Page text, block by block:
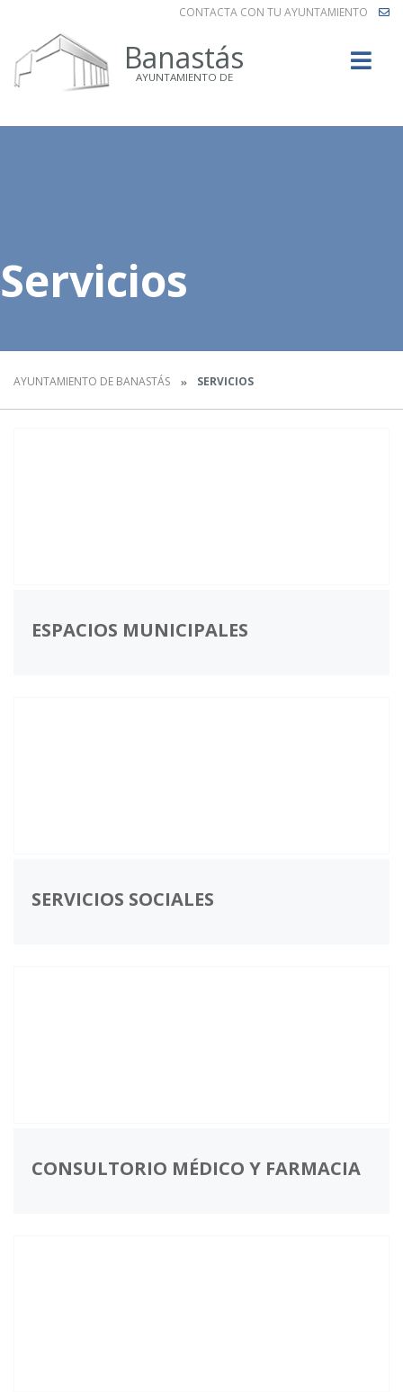
CONTACTA CON TU AYUNTAMIENTO
Banastás
AYUNTAMIENTO DE
Servicios
AYUNTAMIENTO DE BANASTÁS SERVICIOS
ESPACIOS MUNICIPALES
SERVICIOS SOCIALES
CONSULTORIO MÉDICO Y FARMACIA